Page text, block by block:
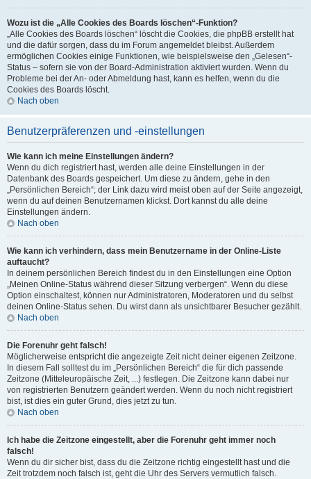
Wozu ist die „Alle Cookies des Boards löschen“-Funktion?
„Alle Cookies des Boards löschen“ löscht die Cookies, die phpBB erstellt hat
und die dafür sorgen, dass du im Forum angemeldet bleibst. Außerdem
ermöglichen Cookies einige Funktionen, wie beispielsweise den „Gelesen“-
Status – sofern sie von der Board-Administration aktiviert wurden. Wenn du
Probleme bei der An- oder Abmeldung hast, kann es helfen, wenn du die
Cookies des Boards löscht.
Nach oben
Benutzerpräferenzen und -einstellungen
Wie kann ich meine Einstellungen ändern?
Wenn du dich registriert hast, werden alle deine Einstellungen in der
Datenbank des Boards gespeichert. Um diese zu ändern, gehe in den
„Persönlichen Bereich“; der Link dazu wird meist oben auf der Seite angezeigt,
wenn du auf deinen Benutzernamen klickst. Dort kannst du alle deine
Einstellungen ändern.
Nach oben
Wie kann ich verhindern, dass mein Benutzername in der Online-Liste
auftaucht?
In deinem persönlichen Bereich findest du in den Einstellungen eine Option
„Meinen Online-Status während dieser Sitzung verbergen“. Wenn du diese
Option einschaltest, können nur Administratoren, Moderatoren und du selbst
deinen Online-Status sehen. Du wirst dann als unsichtbarer Besucher gezählt.
Nach oben
Die Forenuhr geht falsch!
Möglicherweise entspricht die angezeigte Zeit nicht deiner eigenen Zeitzone.
In diesem Fall solltest du im „Persönlichen Bereich“ die für dich passende
Zeitzone (Mitteleuropäische Zeit, ...) festlegen. Die Zeitzone kann dabei nur
von registrierten Benutzern geändert werden. Wenn du noch nicht registriert
bist, ist dies ein guter Grund, dies jetzt zu tun.
Nach oben
Ich habe die Zeitzone eingestellt, aber die Forenuhr geht immer noch
falsch!
Wenn du dir sicher bist, dass du die Zeitzone richtig eingestellt hast und die
Zeit trotzdem noch falsch ist, geht die Uhr des Servers vermutlich falsch.